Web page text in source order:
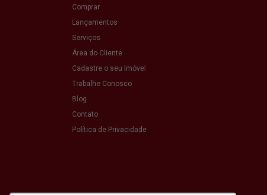
Comprar
Lançamentos
Serviços
Área do Cliente
Cadastre o seu Imóvel
Trabalhe Conosco
Blog
Contato
Política de Privacidade